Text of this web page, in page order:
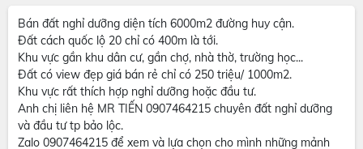
Bán đất nghỉ dưỡng diện tích 6000m2 đường huy cận.
Đất cách quốc lộ 20 chỉ có 400m là tới.
Khu vực gần khu dân cư, gần chợ, nhà thờ, trường học...
Đất có view đẹp giá bán rẻ chỉ có 250 triệu/ 1000m2.
Khu vực rất thích hợp nghỉ dưỡng hoặc đầu tư.
Anh chị liên hệ MR TIẾN 0907464215 chuyên đất nghỉ dưỡng
và đầu tư tp bảo lộc.
Zalo 0907464215 để xem và lựa chọn cho mình những mảnh